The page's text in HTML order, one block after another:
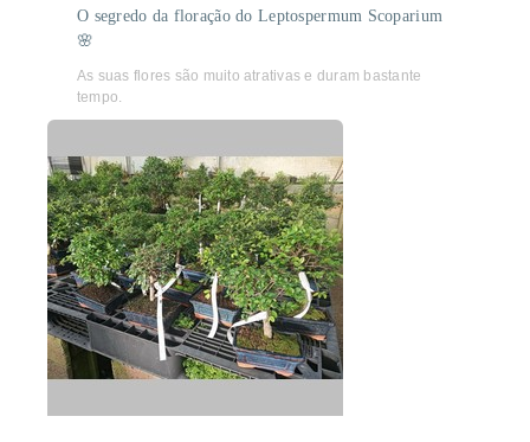
O segredo da floração do Leptospermum Scoparium
🌸
As suas flores são muito atrativas e duram bastante
tempo.